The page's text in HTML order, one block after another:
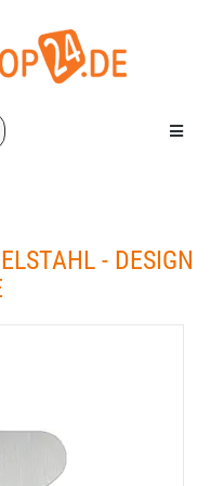
Menü
- DESIGN